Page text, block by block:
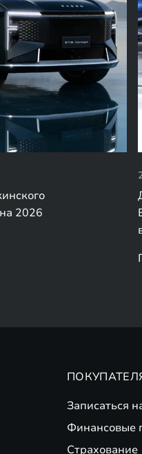
2026
Записаться
Финансовые
Страхование